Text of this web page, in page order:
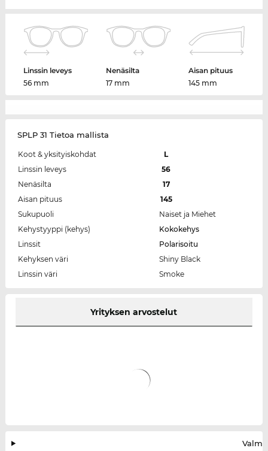
Linssin leveys
56 mm
Nenäsilta
17 mm
Aisan pituus
145 mm
SPLP 31 Tietoa mallista
Koot & yksityiskohdat
L
Linssin leveys
56
Nenäsilta
17
Aisan pituus
145
Sukupuoli
Naiset ja Miehet
Kehystyyppi (kehys)
Kokokehys
Linssit
Polarisoitu
Kehyksen väri
Shiny Black
Linssin väri
Smoke
Yrityksen arvostelut